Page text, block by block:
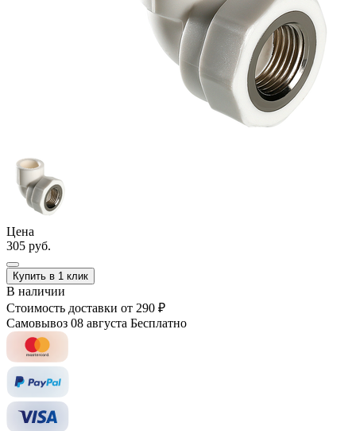
Цена
305 руб.
Купить в 1 клик
В наличии
Стоимость доставки от 290 ₽
Самовывоз 08 августа Бесплатно